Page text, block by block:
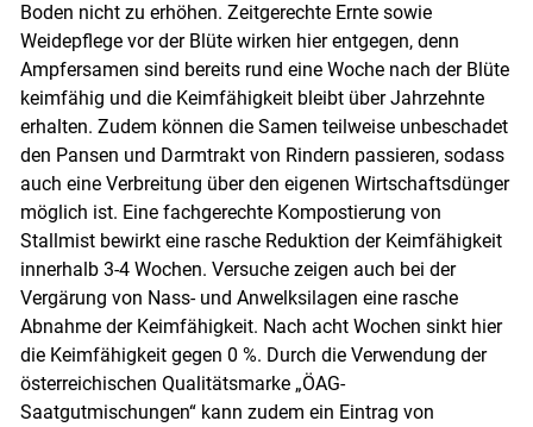
Skip to main content
Boden nicht zu erhöhen. Zeitgerechte Ernte sowie
Weidepflege vor der Blüte wirken hier entgegen, denn
Ampfersamen sind bereits rund eine Woche nach der Blüte
keimfähig und die Keimfähigkeit bleibt über Jahrzehnte
erhalten. Zudem können die Samen teilweise unbeschadet
den Pansen und Darmtrakt von Rindern passieren, sodass
auch eine Verbreitung über den eigenen Wirtschaftsdünger
möglich ist. Eine fachgerechte Kompostierung von
Stallmist bewirkt eine rasche Reduktion der Keimfähigkeit
innerhalb 3-4 Wochen. Versuche zeigen auch bei der
Vergärung von Nass- und Anwelksilagen eine rasche
Abnahme der Keimfähigkeit. Nach acht Wochen sinkt hier
die Keimfähigkeit gegen 0 %. Durch die Verwendung der
österreichischen Qualitätsmarke „ÖAG-
Saatgutmischungen“ kann zudem ein Eintrag von